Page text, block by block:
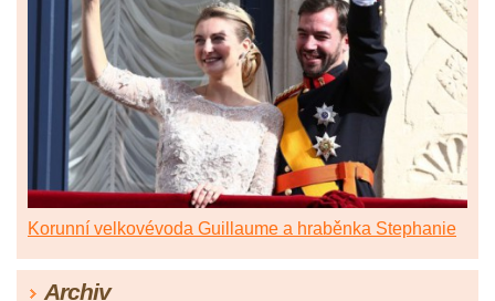
Korunní velkovévoda Guillaume a hraběnka Stephanie
Archiv